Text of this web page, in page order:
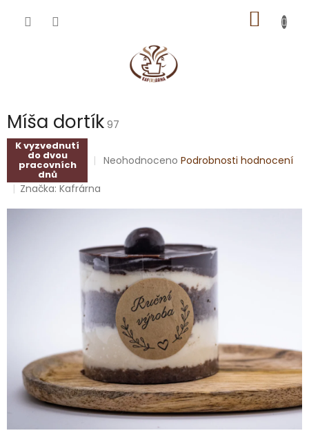
KOŠÍK
Míša dortík 97
K vyzvednutí
do dvou
pracovních
dnů
Průměrné
0,0
hvězdiček.
Neohodnoceno Podrobnosti hodnocení
Značka:Kafrárna